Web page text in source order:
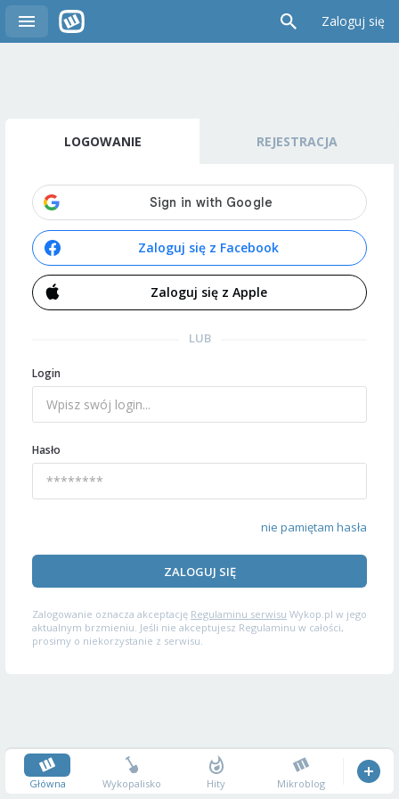
Zaloguj się
LOGOWANIE REJESTRACJA
Zaloguj się z Facebook
Zaloguj się z Apple
LUB
Login
Hasło
nie pamiętam hasła
ZALOGUJ SIĘ
Zalogowanie oznacza akceptację Regulaminu serwisu Wykop.pl w jego
aktualnym brzmieniu. Jeśli nie akceptujesz Regulaminu w całości,
prosimy o niekorzystanie z serwisu.
Główna Wykopalisko Hity Mikroblog